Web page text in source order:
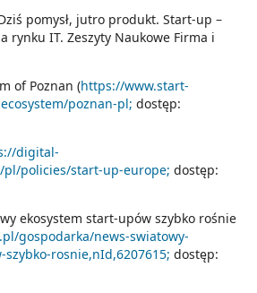
pomysł, jutro produkt. Start-up –
rynku IT. Zeszyty Naukowe Firma i
of Poznan (https://www.start-
poznan-pl; dostęp:
digital-
pl/policies/start-up-europe; dostęp:
ekosystem start-upów szybko rośnie
gospodarka/news-swiatowy-
rosnie,nId,6207615; dostęp: